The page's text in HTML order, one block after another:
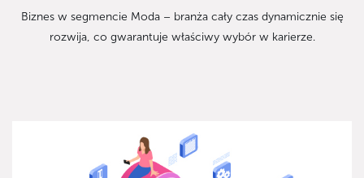
Biznes w segmencie Moda – branża cały czas dynamicznie się
rozwija, co gwarantuje właściwy wybór w karierze.